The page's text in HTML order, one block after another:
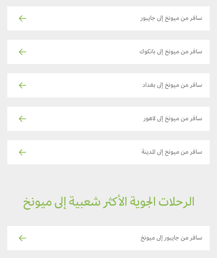
سافر من ميونخ إلى جايبور
سافر من ميونخ إلى بانكوك
سافر من ميونخ إلى بغداد
سافر من ميونخ إلى لاهور
سافر من ميونخ إلى المدينة
الرحلات الجوية الأكثر شعبية إلى ميونخ
سافر من جايبور إلى ميونخ